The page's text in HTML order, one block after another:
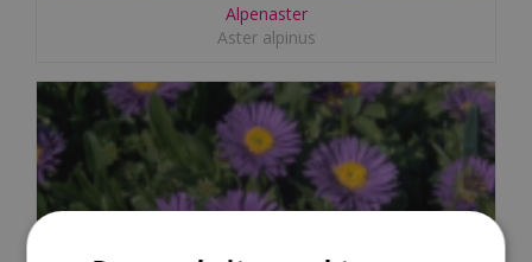
Alpenaster
Aster alpinus